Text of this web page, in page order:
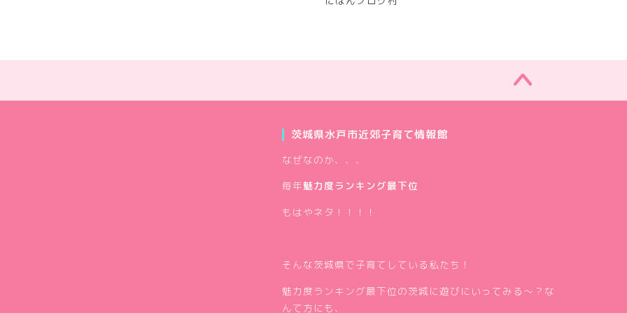
茨城県水戸市近郊子育て情報館
なぜなのか、、、
毎年魅力度ランキング最下位
もはやネタ！！！！
そんな茨城県で子育てしている私たち！
魅力度ランキング最下位の茨城に遊びにいってみる～？な
んて方にも、